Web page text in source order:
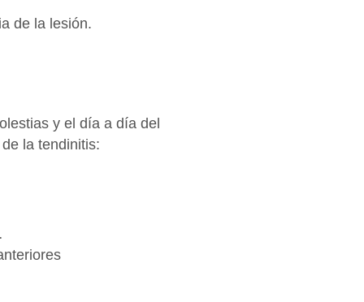
de la lesión.
y el día a día del
la tendinitis: